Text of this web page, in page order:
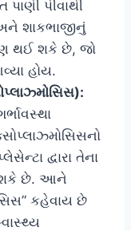
પાણી પીવાથી
શાકભાજીનું
થઈ શકે છે, જો
હોય.
દ્વારા તેના
શકે છે. આને
કહેવાય છે